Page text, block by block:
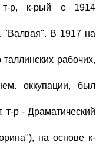
т-р, к-рый с 1914
"Валвая". В 1917 на
рабочих,
оккупации, был
т-р - Драматический
на основе к-